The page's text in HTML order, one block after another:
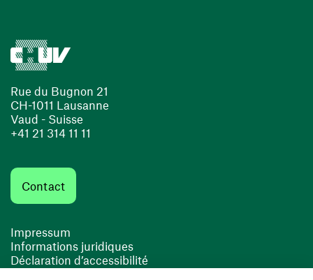
Rue du Bugnon 21
CH-1011 Lausanne
Vaud - Suisse
+41 21 314 11 11
Contact
Impressum
Informations juridiques
Déclaration d’accessibilité